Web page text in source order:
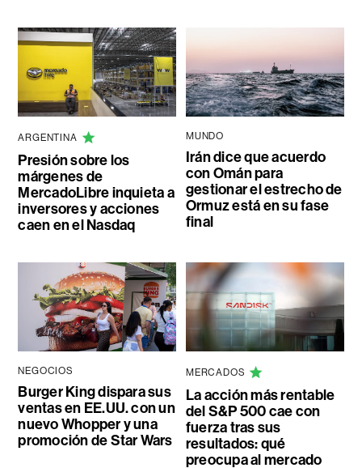
ARGENTINA
Presión sobre los
márgenes de
MercadoLibre inquieta a
inversores y acciones
caen en el Nasdaq
MUNDO
Irán dice que acuerdo
con Omán para
gestionar el estrecho de
Ormuz está en su fase
final
NEGOCIOS
Burger King dispara sus
ventas en EE.UU. con un
nuevo Whopper y una
promoción de Star Wars
MERCADOS
La acción más rentable
del S&P 500 cae con
fuerza tras sus
resultados: qué
preocupa al mercado